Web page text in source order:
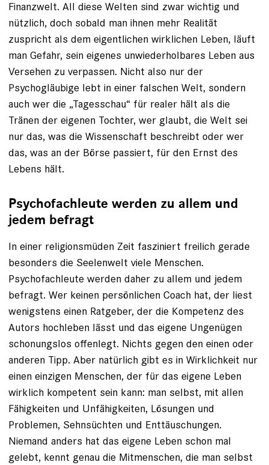
Finanzwelt. All diese Welten sind zwar wichtig und
nützlich, doch sobald man ihnen mehr Realität
zuspricht als dem eigentlichen wirklichen Leben, läuft
man Gefahr, sein eigenes unwieder­holbares Leben aus
Versehen zu verpassen. Nicht also nur der
Psychogläubige lebt in einer falschen Welt, sondern
auch wer die ­„Tagesschau“ für realer hält als die
Tränen der eigenen Tochter, wer glaubt, die Welt sei
nur das, was die Wissenschaft beschreibt oder wer
das, was an der Börse passiert, für den Ernst des
Lebens hält.
Psychofachleute werden zu allem und
jedem befragt
In einer religionsmüden Zeit fasziniert freilich gerade
besonders die Seelenwelt viele Menschen.
Psychofachleute werden daher zu allem und jedem
befragt. Wer keinen persönlichen Coach hat, der liest
wenigstens einen Ratgeber, der die Kompetenz des
Autors hochleben lässt und das eigene Ungenügen
schonungslos offenlegt. Nichts gegen den einen oder
anderen Tipp. Aber natürlich gibt es in Wirklichkeit nur
einen einzigen Menschen, der für das eigene Leben
wirklich kompetent sein kann: man selbst, mit allen
Fähigkeiten und Unfähigkeiten, Lösungen und
Problemen, Sehnsüchten und Enttäuschungen.
Niemand anders hat das ­eigene Leben schon mal
gelebt, kennt genau die Mitmenschen, die man selbst